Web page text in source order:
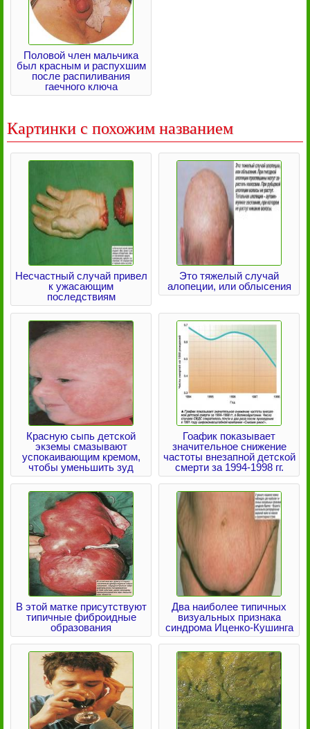
Половой член мальчика
был красным и распухшим
после распиливания
гаечного ключа
Картинки с похожим названием
Несчастный случай привел
к ужасающим
последствиям
Это тяжелый случай
алопеции, или облысения
Красную сыпь детской
экземы смазывают
успокаивающим кремом,
чтобы уменьшить зуд
Гоафик показывает
значительное снижение
частоты внезапной детской
смерти за 1994-1998 гг.
В этой матке присутствуют
типичные фиброидные
образования
Два наиболее типичных
визуальных признака
синдрома Иценко-Кушинга